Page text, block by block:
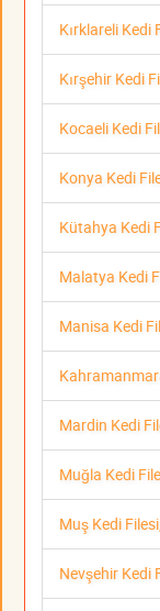
Kırklareli Kedi
Kırşehir Kedi
Kocaeli Kedi
Konya Kedi
Kütahya Kedi
Malatya Kedi
Manisa Kedi
Mardin Kedi
Muğla Kedi
Muş Kedi
Nevşehir Kedi